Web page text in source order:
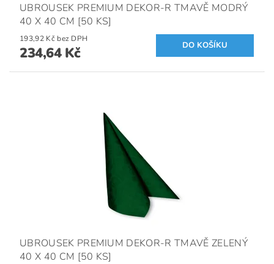
UBROUSEK PREMIUM DEKOR-R TMAVĚ MODRÝ
40 X 40 CM [50 KS]
193,92 Kč bez DPH
234,64 Kč
UBROUSEK PREMIUM DEKOR-R TMAVĚ ZELENÝ
40 X 40 CM [50 KS]